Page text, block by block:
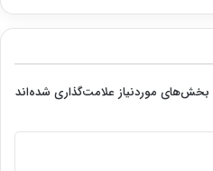
بخش‌های موردنیاز علامت‌گذاری شده‌اند